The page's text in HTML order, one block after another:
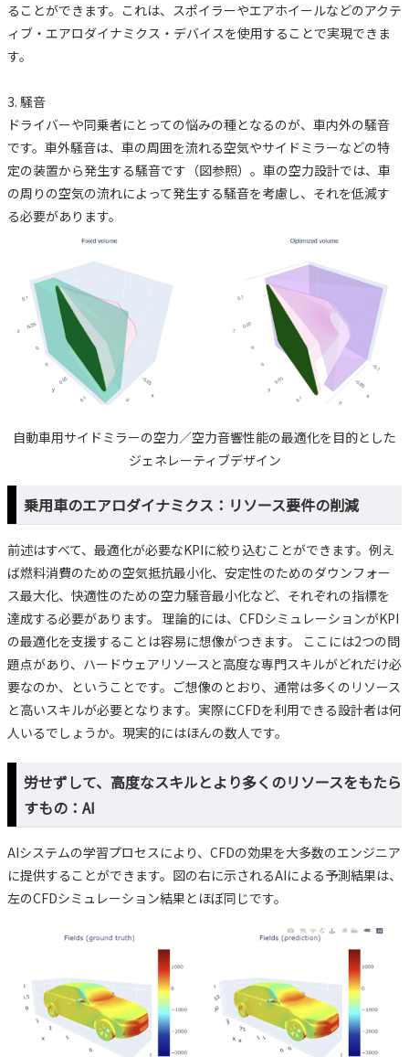
ることができます。これは、スポイラーやエアホイールなどのアクテ
ィブ・エアロダイナミクス・デバイスを使用することで実現できま
す。
3. 騒音
ドライバーや同乗者にとっての悩みの種となるのが、車内外の騒音
です。車外騒音は、車の周囲を流れる空気やサイドミラーなどの特
定の装置から発生する騒音です（図参照）。車の空力設計では、車
の周りの空気の流れによって発生する騒音を考慮し、それを低減す
る必要があります。
自動車用サイドミラーの空力／空力音響性能の最適化を目的とした
ジェネレーティブデザイン
乗用車のエアロダイナミクス：リソース要件の削減
前述はすべて、最適化が必要なKPIに絞り込むことができます。例え
ば燃料消費のための空気抵抗最小化、安定性のためのダウンフォー
ス最大化、快適性のための空力騒音最小化など、それぞれの指標を
達成する必要があります。 理論的には、CFDシミュレーションがKPI
の最適化を支援することは容易に想像がつきます。 ここには2つの問
題点があり、ハードウェアリソースと高度な専門スキルがどれだけ必
要なのか、ということです。ご想像のとおり、通常は多くのリソース
と高いスキルが必要となります。実際にCFDを利用できる設計者は何
人いるでしょうか。現実的にはほんの数人です。
労せずして、高度なスキルとより多くのリソースをもたら
すもの：AI
AIシステムの学習プロセスにより、CFDの効果を大多数のエンジニア
に提供することができます。図の右に示されるAIによる予測結果は、
左のCFDシミュレーション結果とほぼ同じです。